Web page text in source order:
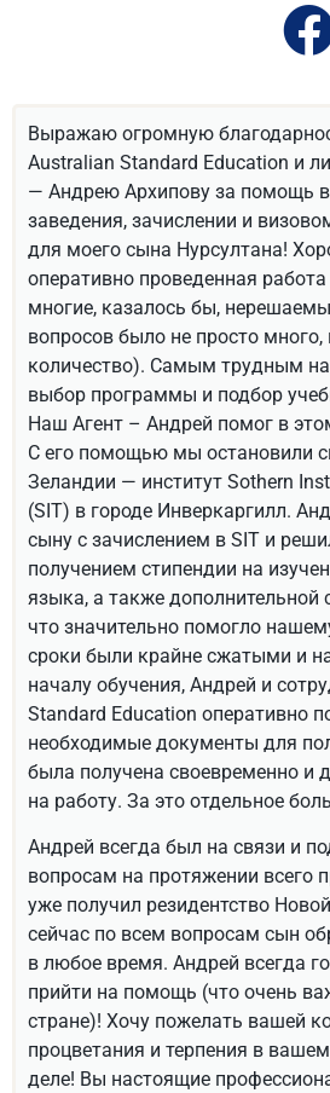
Выражаю огромную
Australian Standard Education и
— Андрею Архипову за помощь в
заведения, зачислении и
для моего сына Нурсултана!
оперативно проведенная
многие, казалось бы,
вопросов было не просто
количество). Самым трудным
выбор программы и подбор
Наш Агент – Андрей помог в
С его помощью мы остановили
Зеландии — институт Sothern
(SIT) в городе Инверкаргилл.
сыну с зачислением в SIT и
получением стипендии на
языка, а также дополнительной
что значительно помогло
сроки были крайне сжатыми и
началу обучения, Андрей и
Standard Education оперативно
необходимые документы для
была получена своевременно и
на работу. За это отдельное
Андрей всегда был на связи и
вопросам на протяжении всего
уже получил резидентство
сейчас по всем вопросам сын
в любое время. Андрей всегда
прийти на помощь (что очень
стране)! Хочу пожелать вашей
процветания и терпения в
деле! Вы настоящие